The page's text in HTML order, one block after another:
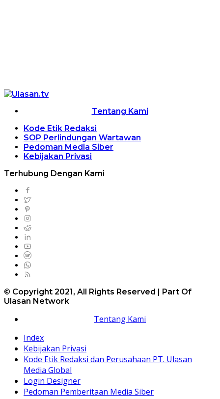
Tentang Kami
Kode Etik Redaksi
SOP Perlindungan Wartawan
Pedoman Media Siber
Kebijakan Privasi
Terhubung Dengan Kami
© Copyright 2021, All Rights Reserved | Part Of
Ulasan Network
Tentang Kami
Index
Kebijakan Privasi
Kode Etik Redaksi dan Perusahaan PT. Ulasan
Media Global
Login Designer
Pedoman Pemberitaan Media Siber